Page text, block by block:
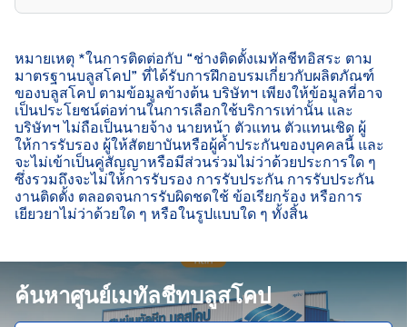
หมายเหตุ *ในการติดต่อกับ “ช่างติดตั้งเมทัลชีทอิสระ ตาม
มาตรฐานบลูสโคป” ที่ได้รับการฝึกอบรมเกี่ยวกับผลิตภัณฑ์
ของบลูสโคป ตามข้อมูลข้างต้น บริษัทฯ เพียงให้ข้อมูลที่อาจ
เป็นประโยชน์ต่อท่านในการเลือกใช้บริการเท่านั้น และ
บริษัทฯ ไม่ถือเป็นนายจ้าง นายหน้า ตัวแทน ตัวแทนเชิด ผู้
ให้การรับรอง ผู้ให้สัตยาบันหรือผู้ค้ำประกันของบุคคลนี้ และ
จะไม่เข้าเป็นคู่สัญญาหรือมีส่วนร่วมไม่ว่าด้วยประการใด ๆ
ซึ่งรวมถึงจะไม่ให้การรับรอง การรับประกัน การรับประกัน
งานติดตั้ง ตลอดจนการรับผิดชดใช้ ข้อเรียกร้อง หรือการ
เยียวยาไม่ว่าด้วยใด ๆ หรือในรูปแบบใด ๆ ทั้งสิ้น
ค้นหาศูนย์เมทัลชีทบลูสโคป